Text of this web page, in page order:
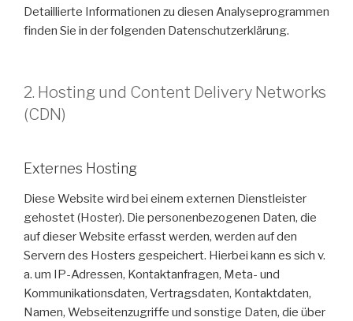
Detaillierte Informationen zu diesen Analyseprogrammen
finden Sie in der folgenden Datenschutzerklärung.
2. Hosting und Content Delivery Networks
(CDN)
Externes Hosting
Diese Website wird bei einem externen Dienstleister
gehostet (Hoster). Die personenbezogenen Daten, die
auf dieser Website erfasst werden, werden auf den
Servern des Hosters gespeichert. Hierbei kann es sich v.
a. um IP-Adressen, Kontaktanfragen, Meta- und
Kommunikationsdaten, Vertragsdaten, Kontaktdaten,
Namen, Webseitenzugriffe und sonstige Daten, die über